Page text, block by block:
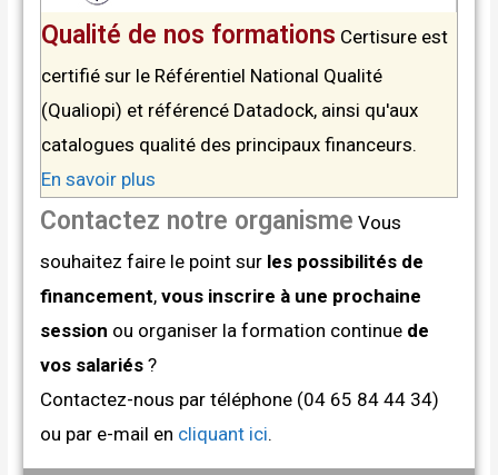
Qualité de nos formations Certisure est
certifié sur le Référentiel National Qualité
(Qualiopi) et référencé Datadock, ainsi qu'aux
catalogues qualité des principaux financeurs.
En savoir plus
Contactez notre organisme Vous
souhaitez faire le point sur les possibilités de
financement,vous inscrire à une prochaine
session ou organiser la formation continue de
vos salariés ?
Contactez-nous par téléphone (04 65 84 44 34)
ou par e-mail en cliquant ici.